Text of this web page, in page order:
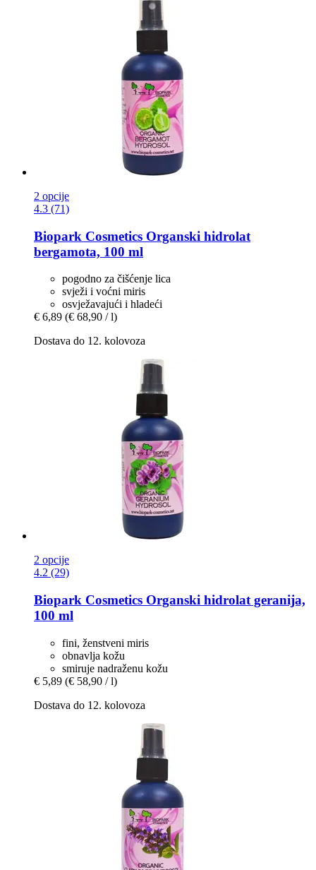
2 opcije
4.3 (71)
Biopark Cosmetics Organski hidrolat
bergamota, 100 ml
pogodno za čišćenje lica
svježi i voćni miris
osvježavajući i hladeći
€ 6,89 (€ 68,90 / l)
Dostava do 12. kolovoza
2 opcije
4.2 (29)
Biopark Cosmetics Organski hidrolat geranija,
100 ml
fini, ženstveni miris
obnavlja kožu
smiruje nadraženu kožu
€ 5,89 (€ 58,90 / l)
Dostava do 12. kolovoza